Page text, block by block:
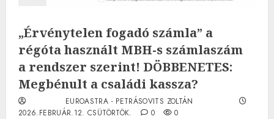
„Érvénytelen fogadó számla” a
régóta használt MBH-s számlaszám
a rendszer szerint! DÖBBENETES:
Megbénult a családi kassza?
EUROASTRA - PETRÁSOVITS ZOLTÁN
2026.FEBRUÁR.12. CSÜTÖRTÖK.
0 0